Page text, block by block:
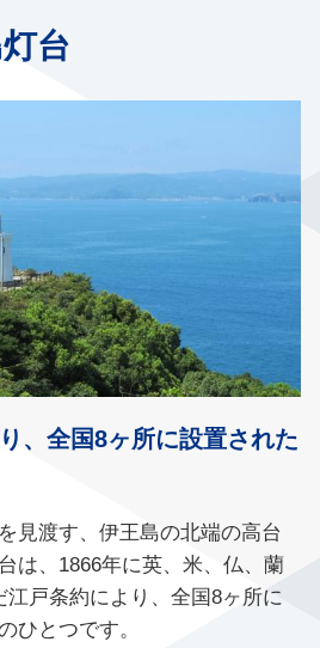
台
、全国8ヶ所に設置された
見渡す、伊王島の北端の高台
は、1866年に英、米、仏、蘭
江戸条約により、全国8ヶ所に
ひとつです。